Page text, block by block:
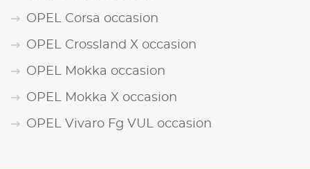
OPEL Corsa occasion
OPEL Crossland X occasion
OPEL Mokka occasion
OPEL Mokka X occasion
OPEL Vivaro Fg VUL occasion